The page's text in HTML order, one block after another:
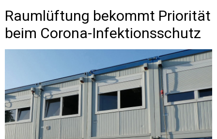
Raumlüftung bekommt Priorität
beim Corona-Infektionsschutz